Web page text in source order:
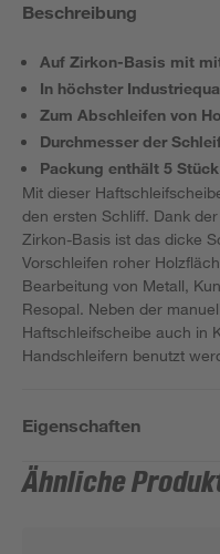
Beschreibung
Auf Zirkon-Basis mit
In höchster
Zum Abschleifen von
Durchmesser der
Packung enthält 5 Stück
Mit dieser
den ersten Schliff. Dank
Zirkon-Basis ist das dicke
Vorschleifen roher
Bearbeitung von Metall,
Resopal. Neben der
Haftschleifscheibe auch in
Handschleifern benutzt
Eigenschaften
Ähnliche